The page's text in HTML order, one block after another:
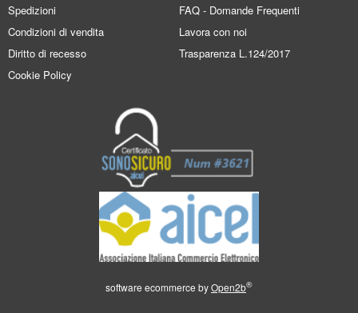
Spedizioni
Condizioni di vendita
Diritto di recesso
Cookie Policy
FAQ - Domande Frequenti
Lavora con noi
Trasparenza L.124/2017
software ecommerce byOpen2b®